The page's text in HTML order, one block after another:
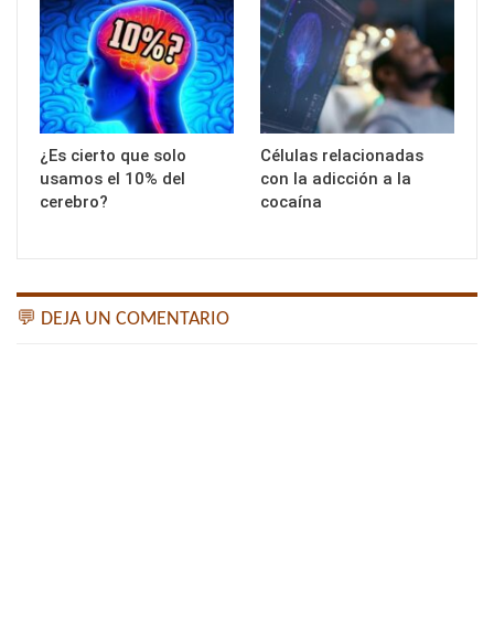
¿Es cierto que solo
usamos el 10% del
cerebro?
Células relacionadas
con la adicción a la
cocaína
💬 DEJA UN COMENTARIO